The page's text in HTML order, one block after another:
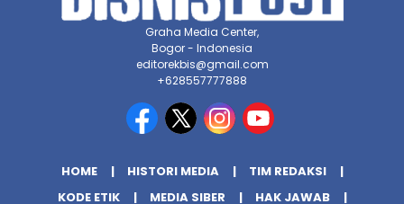
Graha Media Center,
Bogor - Indonesia
editorekbis@gmail.com
+628557777888
HOME HISTORI MEDIA
TIM REDAKSI
KODE ETIK
MEDIA SIBER HAK JAWAB